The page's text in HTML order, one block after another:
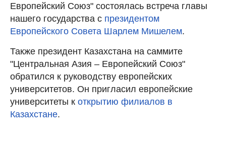
Европейский Союз" состоялась встреча главы
нашего государства с президентом
Европейского Совета Шарлем Мишелем.
Также президент Казахстана на саммите
"Центральная Азия – Европейский Союз"
обратился к руководству европейских
университетов. Он пригласил европейские
университеты к открытию филиалов в
Казахстане.